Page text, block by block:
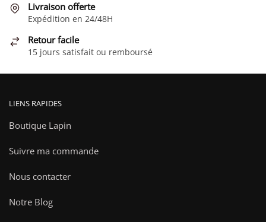
la
du
produit
Livraison offerte
Expédition en 24/48H
Retour facile
15 jours satisfait ou remboursé
LIENS RAPIDES
Boutique Lapin
Suivre ma commande
Nous contacter
Notre Blog